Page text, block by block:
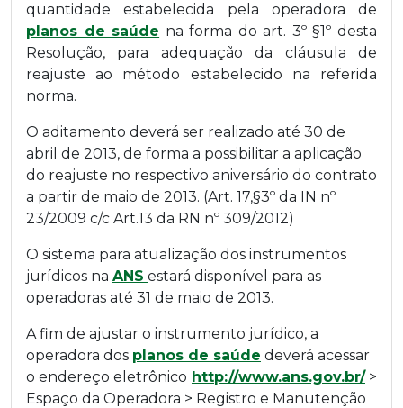
quantidade estabelecida pela operadora de
planos de saúde na forma do art. 3º §1º desta
Resolução, para adequação da cláusula de
reajuste ao método estabelecido na referida
norma.
O aditamento deverá ser realizado até 30 de
abril de 2013, de forma a possibilitar a aplicação
do reajuste no respectivo aniversário do contrato
a partir de maio de 2013. (Art. 17,§3º da IN nº
23/2009 c/c Art.13 da RN nº 309/2012)
O sistema para atualização dos instrumentos
jurídicos na ANS estará disponível para as
operadoras até 31 de maio de 2013.
A fim de ajustar o instrumento jurídico, a
operadora dos planos de saúde deverá acessar
o endereço eletrônico http://www.ans.gov.br/>
Espaço da Operadora > Registro e Manutenção